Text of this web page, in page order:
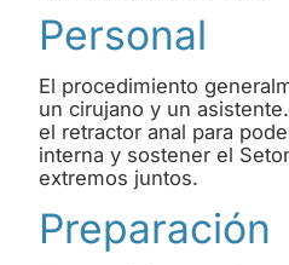
Personal
El procedimiento
un cirujano y un
el retractor anal para
interna y sostener el
extremos juntos.
Preparación